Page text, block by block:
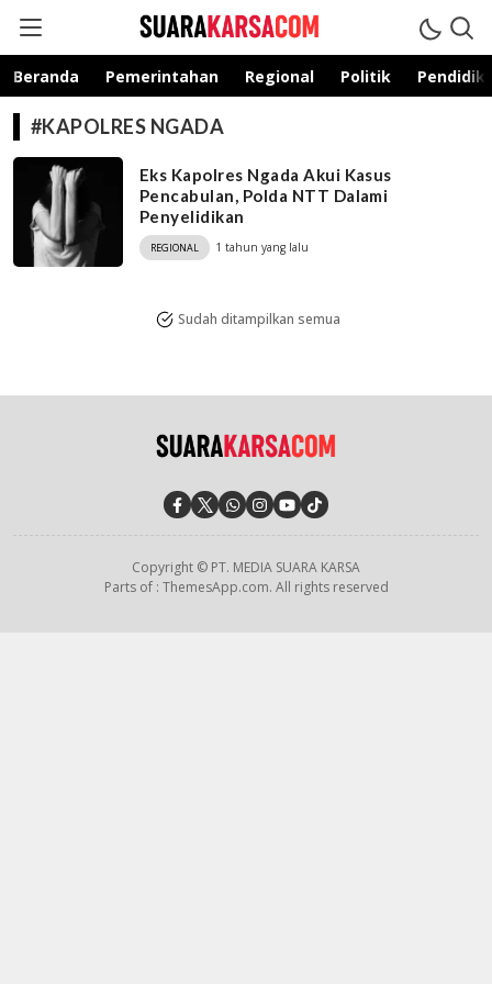
suarakarsa.com
Informasi terpercaya
Beranda Pemerintahan Regional Politik
#KAPOLRES NGADA
Eks Kapolres Ngada Akui Kasus
Pencabulan, Polda NTT Dalami
Penyelidikan
REGIONAL 1 tahun yang lalu
Sudah ditampilkan semua
Copyright © PT. MEDIA SUARA KARSA
Parts of : ThemesApp.com. All rights reserved